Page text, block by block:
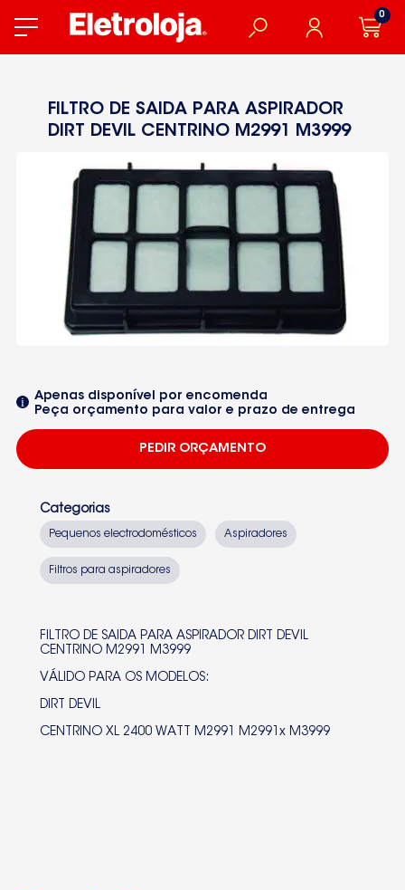
0
FILTRO DE SAIDA PARA ASPIRADOR
DIRT DEVIL CENTRINO M2991 M3999
Apenas disponível por encomenda
Peça orçamento para valor e prazo de entrega
PEDIR ORÇAMENTO
Categorias
Pequenos electrodomésticos Aspiradores
Filtros para aspiradores
FILTRO DE SAIDA PARA ASPIRADOR DIRT DEVIL
CENTRINO M2991 M3999
VÁLIDO PARA OS MODELOS:
DIRT DEVIL
CENTRINO XL 2400 WATT M2991 M2991x M3999